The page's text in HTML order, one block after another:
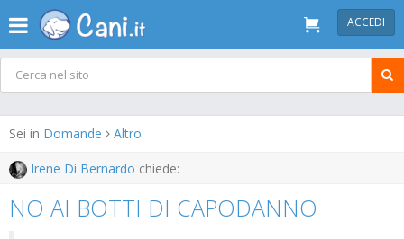
ACCEDI
Sei in Domande Altro
Irene Di Bernardo chiede:
NO AI BOTTI DI CAPODANNO